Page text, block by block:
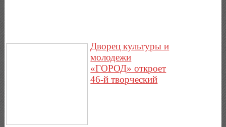
Дворец культуры и
молодежи
«ГОРОД» откроет
46-й творческий